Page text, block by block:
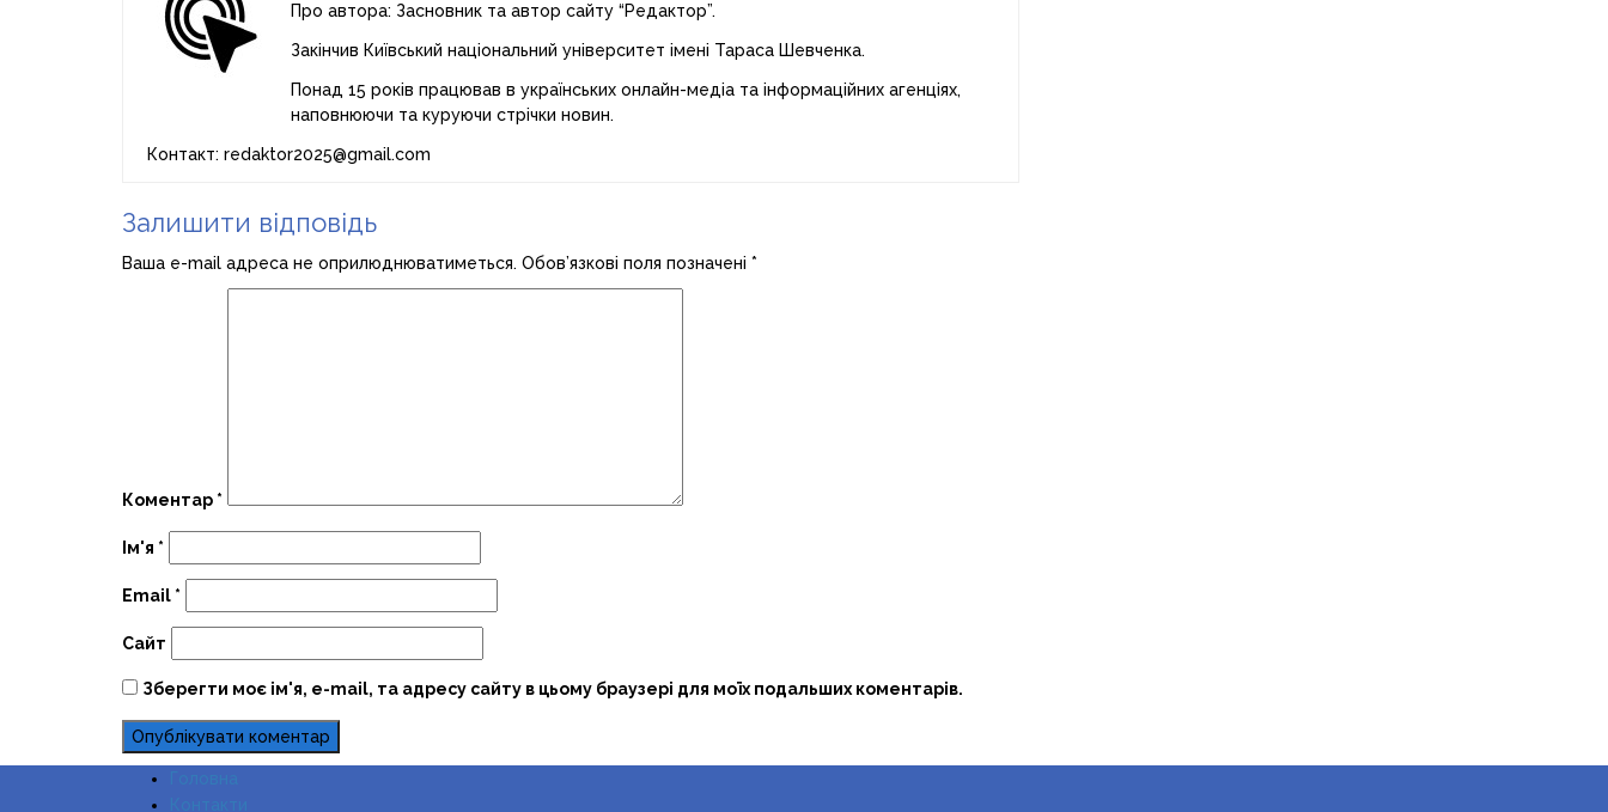
Про автора: Засновник та автор сайту “Редактор”.
Закінчив Київський національний університет імені Тараса Шевченка.
Понад 15 років працював в українських онлайн-медіа та інформаційних агенціях,
наповнюючи та куруючи стрічки новин.
Контакт: redaktor2025@gmail.com
Залишити відповідь
Ваша e-mail адреса не оприлюднюватиметься. Обов’язкові поля позначені *
Коментар *
Ім'я *
Email *
Сайт
Зберегти моє ім'я, e-mail, та адресу сайту в цьому браузері для моїх подальших коментарів.
Головна